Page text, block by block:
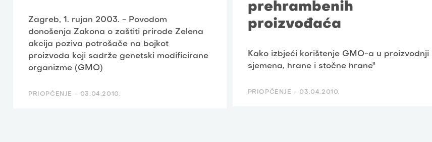
Zagreb, 1. rujan 2003. - Povodom
donošenja Zakona o zaštiti prirode Zelena
akcija poziva potrošače na bojkot
proizvoda koji sadrže genetski modificirane
organizme (GMO)
PRIOPĆENJE - 03.04.2010.
prehrambenih
proizvođaća
Kako izbjeći korištenje GMO-a u proizvodnji
sjemena, hrane i stočne hrane"
PRIOPĆENJE - 03.04.2010.